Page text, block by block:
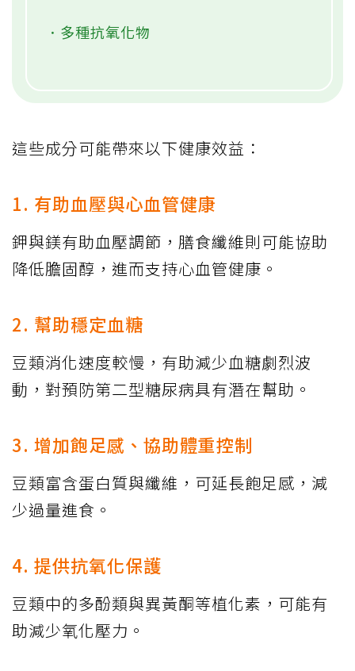
．多種抗氧化物
這些成分可能帶來以下健康效益：
1. 有助血壓與心血管健康
鉀與鎂有助血壓調節，膳食纖維則可能協助
降低膽固醇，進而支持心血管健康。
2. 幫助穩定血糖
豆類消化速度較慢，有助減少血糖劇烈波
動，對預防第二型糖尿病具有潛在幫助。
3. 增加飽足感、協助體重控制
豆類富含蛋白質與纖維，可延長飽足感，減
少過量進食。
4. 提供抗氧化保護
豆類中的多酚類與異黃酮等植化素，可能有
助減少氧化壓力。